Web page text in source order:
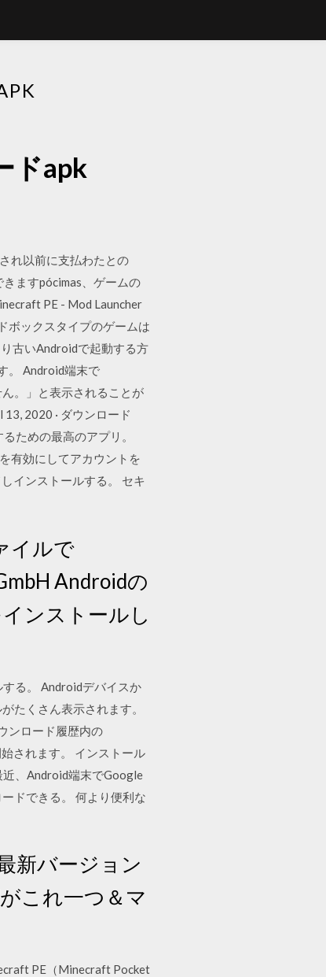
ドapk
れ以前に支払わたとの
ますpócimas、ゲームの
PE - Mod Launcher
ボックスタイプのゲームは
古いAndroidで起動する方
。 Android端末で
。」と表示されることが
2020 · ダウンロード
ための最高のアプリ。
有効にしてアカウントを
インストールする。 セキ
イルで
Androidの
ンストールし
る。 Androidデバイスか
たくさん表示されます。
ンロード履歴内の
されます。 インストール
、Android端末でGoogle
ドできる。 何より便利な
新バージョン
これ一つ＆マ
PE（Minecraft Pocket